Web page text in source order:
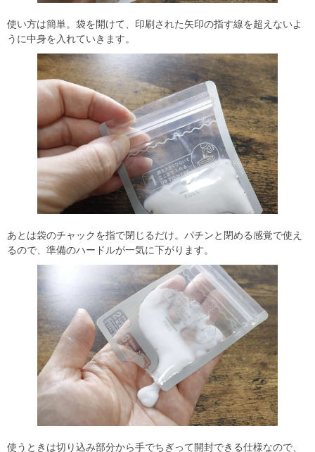
使い方は簡単。袋を開けて、印刷された矢印の指す線を超えないよ
うに中身を入れていきます。
あとは袋のチャックを指で閉じるだけ。パチンと閉める感覚で使え
るので、準備のハードルが一気に下がります。
使うときは切り込み部分から手でちぎって開封できる仕様なので、